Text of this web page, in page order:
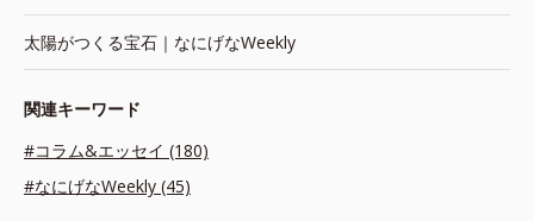
太陽がつくる宝石｜なにげなWeekly
関連キーワード
#コラム&エッセイ (180)
#なにげなWeekly (45)